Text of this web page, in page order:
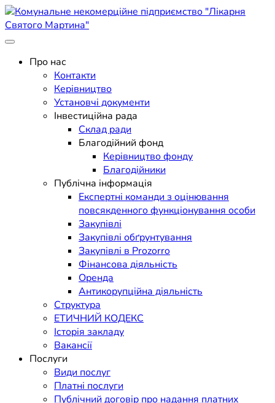
Skip
to
content
Комунальне некомерційне
підприємство "Лікарня
Святого Мартина"
Поліклініка Мукачево
Про нас
Контакти
Керівництво
Установчі документи
Інвестиційна рада
Склад ради
Благодійний фонд
Керівництво фонду
Благодійники
Публічна інформація
Експертні команди з оцінювання
повсякденного функціонування особи
Закупівлі
Закупівлі обґрунтування
Закупівлі в Prozorro
Фінансова діяльність
Оренда
Антикорупційна діяльність
Структура
ЕТИЧНИЙ КОДЕКС
Історія закладу
Вакансії
Послуги
Види послуг
Платні послуги
Публічний договір про надання платних